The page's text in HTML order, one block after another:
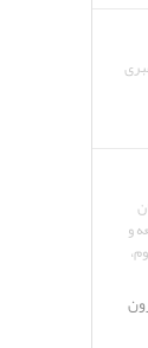
و